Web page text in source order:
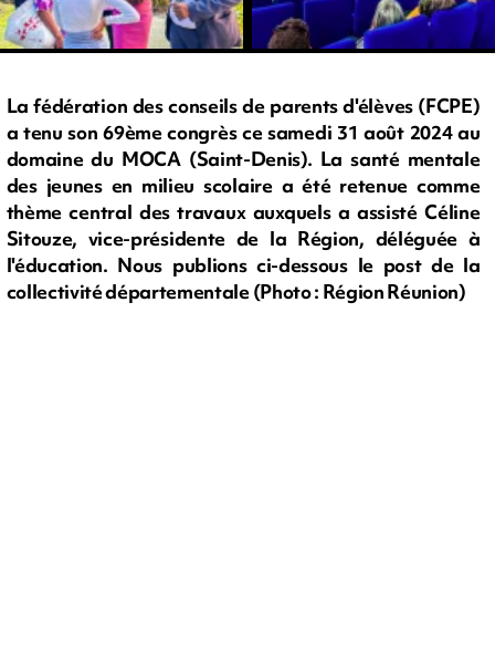
La fédération des conseils de parents d'élèves (FCPE)
a tenu son 69ème congrès ce samedi 31 août 2024 au
domaine du MOCA (Saint-Denis). La santé mentale
des jeunes en milieu scolaire a été retenue comme
thème central des travaux auxquels a assisté Céline
Sitouze, vice-présidente de la Région, déléguée à
l'éducation. Nous publions ci-dessous le post de la
collectivité départementale (Photo : Région Réunion)